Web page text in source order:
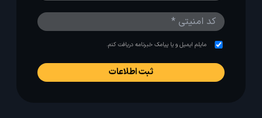
مایلم ایمیل و یا پیامک خبرنامه دریافت کنم.